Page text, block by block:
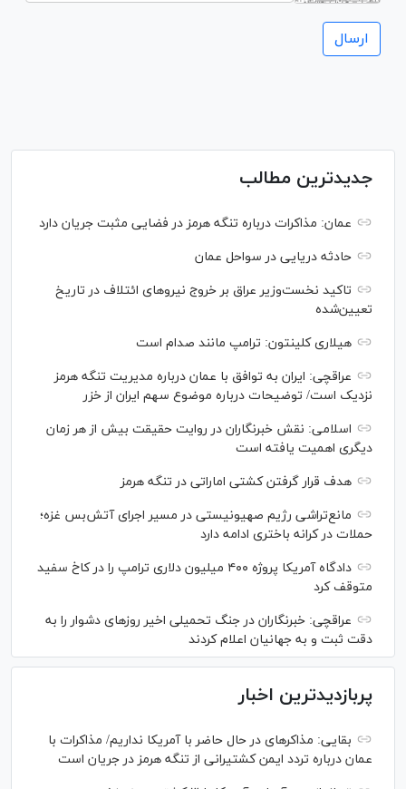
جدیدترین مطالب
عمان: مذاکرات درباره تنگه هرمز در فضایی مثبت جریان دارد
حادثه دریایی در سواحل عمان
تاکید نخست‌وزیر عراق بر خروج نیروهای ائتلاف در تاریخ
تعیین‌شده
هیلاری کلینتون: ترامپ مانند صدام است
عراقچی: ایران به توافق با عمان درباره مدیریت تنگه هرمز
نزدیک است/ توضیحات درباره موضوع سهم ایران از خزر
اسلامی: نقش خبرنگاران در روایت حقیقت بیش از هر زمان
دیگری اهمیت یافته است
هدف قرار گرفتن کشتی اماراتی در تنگه هرمز
مانع‌تراشی رژیم صهیونیستی در مسیر اجرای آتش‌بس غزه؛
حملات در کرانه باختری ادامه دارد
دادگاه آمریکا پروژه ۴۰۰ میلیون دلاری ترامپ را در کاخ سفید
متوقف کرد
عراقچی: خبرنگاران در جنگ تحمیلی اخیر روز‌های دشوار را به
دقت ثبت و به جهانیان اعلام کردند
پربازدیدترین اخبار
بقایی: مذاکره‎ای در حال حاضر با آمریکا نداریم/ مذاکرات با
عمان درباره تردد ایمن کشتیرانی از تنگه هرمز در جریان است